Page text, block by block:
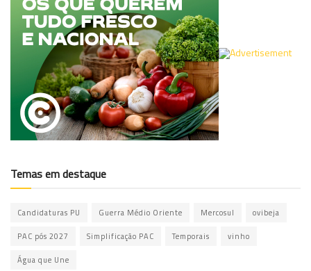
Temas em destaque
Candidaturas PU Guerra Médio Oriente Mercosul ovibeja
PAC pós 2027 Simplificação PAC Temporais vinho
Água que Une